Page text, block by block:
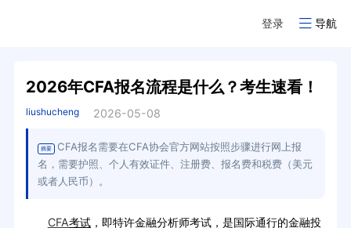
登录 导航
2026年CFA报名流程是什么？考生速看！
liushucheng 2026-05-08
摘要
CFA报名需要在CFA协会官方网站按照步骤进行网上报
名，需要护照、个人有效证件、注册费、报名费和税费（美元
或者人民币）。
CFA考试，即特许金融分析师考试，是国际通行的金融投